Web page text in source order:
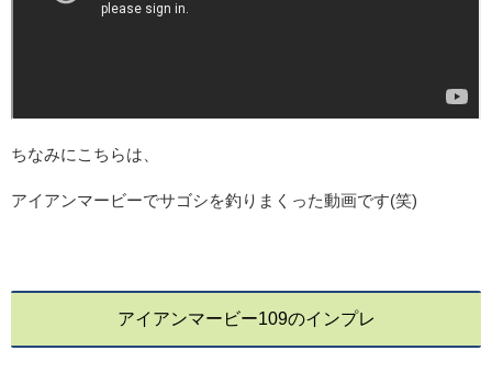
ちなみにこちらは、
アイアンマービーでサゴシを釣りまくった動画です(笑)
アイアンマービー109のインプレ